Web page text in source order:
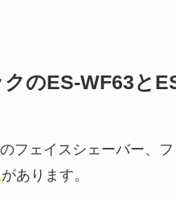
のES-WF63と
フェイスシェーバー、
があります。